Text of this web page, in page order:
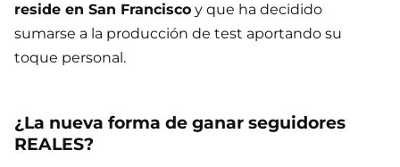
reside en San Francisco y que ha decidido
sumarse a la producción de test aportando su
toque personal.
¿La nueva forma de ganar seguidores
REALES?